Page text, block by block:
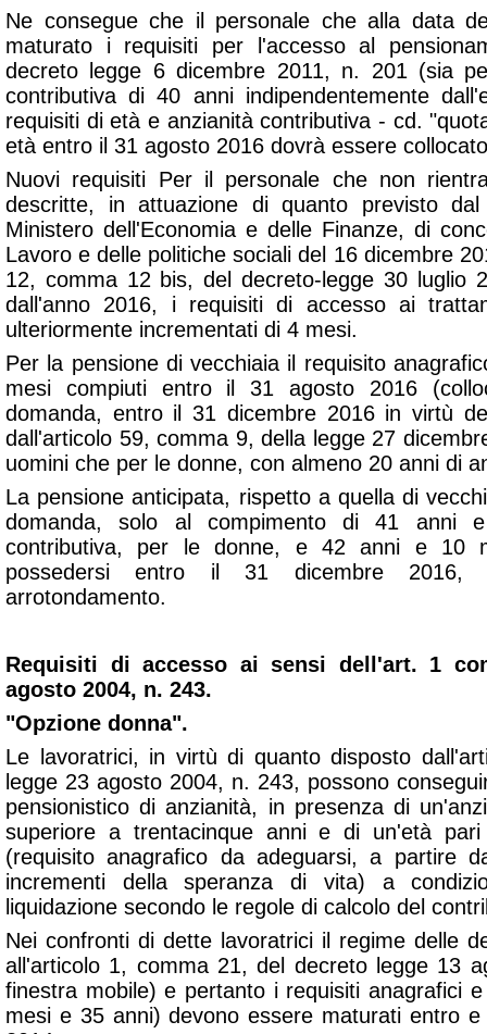
Ne consegue che il personale che alla data
maturato i requisiti per l'accesso al
decreto legge 6 dicembre 2011, n. 201 (sia
contributiva di 40 anni indipendentemente
requisiti di età e anzianità contributiva - cd.
età entro il 31 agosto 2016 dovrà essere
Nuovi requisiti Per il personale che non
descritte, in attuazione di quanto previsto
Ministero dell'Economia e delle Finanze, di
Lavoro e delle politiche sociali del 16 dicembre
12, comma 12 bis, del decreto-legge 30 luglio
dall'anno 2016, i requisiti di accesso ai
ulteriormente incrementati di 4 mesi.
Per la pensione di vecchiaia il requisito
mesi compiuti entro il 31 agosto 2016
domanda, entro il 31 dicembre 2016 in virtù
dall'articolo 59, comma 9, della legge 27
uomini che per le donne, con almeno 20 anni di
La pensione anticipata, rispetto a quella di
domanda, solo al compimento di 41 anni
contributiva, per le donne, e 42 anni e 10
possedersi entro il 31 dicembre 2016,
arrotondamento.
Requisiti di accesso ai sensi dell'art. 1
agosto 2004, n. 243.
"Opzione donna".
Le lavoratrici, in virtù di quanto disposto
legge 23 agosto 2004, n. 243, possono
pensionistico di anzianità, in presenza di
superiore a trentacinque anni e di un'età
(requisito anagrafico da adeguarsi, a partire
incrementi della speranza di vita) a
liquidazione secondo le regole di calcolo del
Nei confronti di dette lavoratrici il regime delle
all'articolo 1, comma 21, del decreto legge 13
finestra mobile) e pertanto i requisiti anagrafici
mesi e 35 anni) devono essere maturati entro